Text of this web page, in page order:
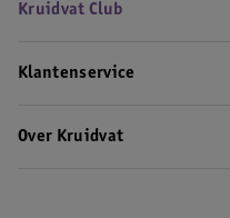
Kruidvat Club
Klantenservice
Over Kruidvat